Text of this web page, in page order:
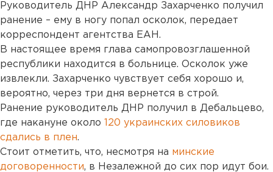
Руководитель ДНР Александр Захарченко получил
ранение – ему в ногу попал осколок, передает
корреспондент агентства ЕАН.
В настоящее время глава самопровозглашенной
республики находится в больнице. Осколок уже
извлекли. Захарченко чувствует себя хорошо и,
вероятно, через три дня вернется в строй.
Ранение руководитель ДНР получил в Дебальцево,
где накануне около
120 украинских силовиков
сдались в плен.
Стоит отметить, что, несмотря на минские
договоренности, в Незалежной до сих пор идут бои.